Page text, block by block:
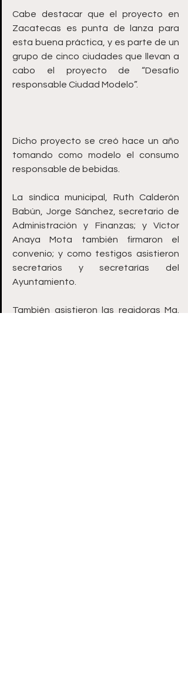
Cabe destacar que el proyecto en
Zacatecas es punta de lanza para
esta buena práctica, y es parte de un
grupo de cinco ciudades que llevan a
cabo el proyecto de “Desafío
responsable Ciudad Modelo”.
Dicho proyecto se creó hace un año
tomando como modelo el consumo
responsable de bebidas.
La síndica municipal, Ruth Calderón
Babún, Jorge Sánchez, secretario de
Administración y Finanzas; y Víctor
Anaya Mota también firmaron el
convenio; y como testigos asistieron
secretarios y secretarías del
Ayuntamiento.
También asistieron las regidoras Ma.